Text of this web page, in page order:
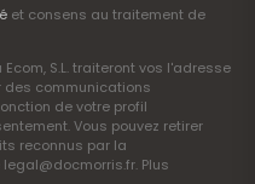
et consens au traitement de
S.L. traiteront vos l'adresse
des communications
de votre profil
Vous pouvez retirer
reconnus par la
Plus